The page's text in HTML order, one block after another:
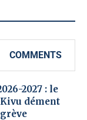
COMMENTS
2027 : le
Kivu dément